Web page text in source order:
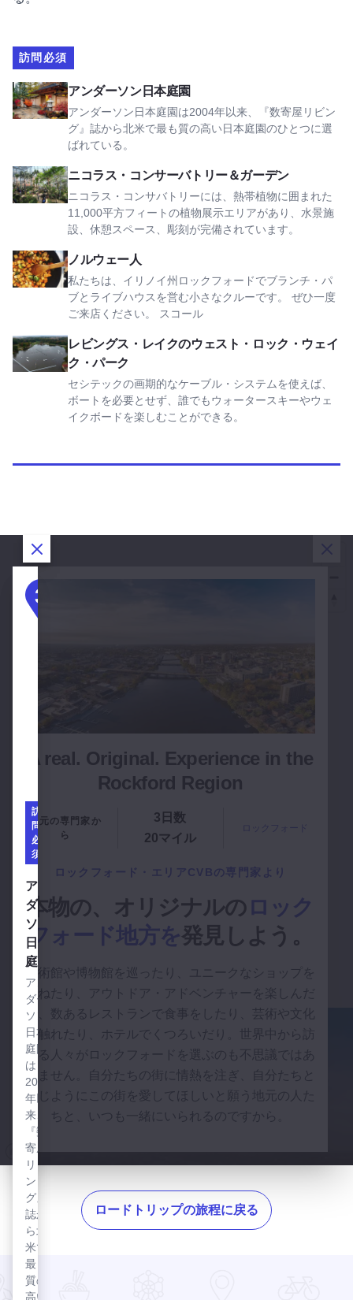
訪問必須
アンダーソン日本庭園
アンダーソン日本庭園は2004年以来、『数寄屋リビン
グ』誌から北米で最も質の高い日本庭園のひとつに選
ばれている。
アンダーソン日本庭園を見る
ニコラス・コンサーバトリー＆ガーデン
ニコラス・コンサバトリーには、熱帯植物に囲まれた
11,000平方フィートの植物展示エリアがあり、水景施
設、休憩スペース、彫刻が完備されています。
ニコラス・コンサーバトリー＆ガーデンを見る
ノルウェー人
私たちは、イリノイ州ロックフォードでブランチ・パ
ブとライブハウスを営む小さなクルーです。 ぜひ一度
ご来店ください。 スコール
ノルウェージャンを見る
レビングス・レイクのウェスト・ロック・ウェイ
ク・パーク
セシテックの画期的なケーブル・システムを使えば、
ボートを必要とせず、誰でもウォータースキーやウェ
イクボードを楽しむことができる。
レビングス・レイクのウェスト・ロック・ウェイク・パー
A real. Original. Experience in the
Rockford Region
地元の専門家か
ら
3日数
20マイル
ロックフォード
ロックフォード・エリアCVBの専門家より
本物の、オリジナルの ロック
フォード地方を発見しよう。
美術館や博物館を巡ったり、ユニークなショップを
訪ねたり、アウトドア・アドベンチャーを楽しんだ
り、数あるレストランで食事をしたり、芸術や文化
に触れたり、ホテルでくつろいだり。世界中から訪
れる人々がロックフォードを選ぶのも不思議ではあ
りません。自分たちの街に情熱を注ぎ、自分たちと
同じようにこの街を愛してほしいと願う地元の人た
ちと、いつも一緒にいられるのですから。
ダイアログを閉じる
1
ー
ド
訪
問
必
須
エン
バシ
ー・
スイ
ー
ト・
バ
イ・
ヒル
ト
ン・
ロッ
クフ
ォー
ド・
リバ
ーフ
ロン
ト
ロック
フォー
ドのダ
ウンタ
エンバシー・スイーツ・バイ・ヒルトン・ロックフォー
ダイアログを閉じる
2
ー
ド
訪
問
必
須
フラ
ン
ク・
ロイ
ド・
ライ
トの
ロー
ラン
邸
イリ
ノイ
州ロ
ック
フォ
ード
にあ
るフ
ラン
ク・
ロイ
ド・
ライ
トの
フランク・ロイド・ライトのローラン邸を見る
ダイアログを閉じる
3
ー
ド
訪
問
必
須
アン
ダー
ソン
日本
庭園
アン
ダー
ソン
日本
庭園
は
2004
年以
来、
『数
寄屋
リビ
ン
グ』
誌か
ら北
米で
最も
質の
高い
アンダーソン日本庭園を見る
1
ロードトリップの旅程に戻る